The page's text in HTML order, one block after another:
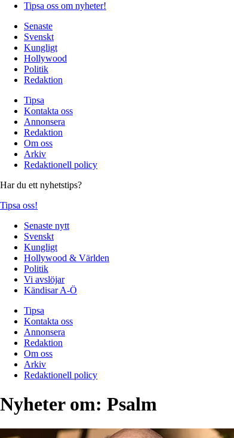
Tipsa oss om nyheter!
Senaste
Svenskt
Kungligt
Hollywood
Politik
Redaktion
Tipsa
Kontakta oss
Annonsera
Redaktion
Om oss
Arkiv
Redaktionell policy
Har du ett nyhetstips?
Tipsa oss!
Senaste nytt
Svenskt
Kungligt
Hollywood & Världen
Politik
Vi avslöjar
Kändisar A-Ö
Tipsa
Kontakta oss
Annonsera
Redaktion
Om oss
Arkiv
Redaktionell policy
Nyheter om: Psalm